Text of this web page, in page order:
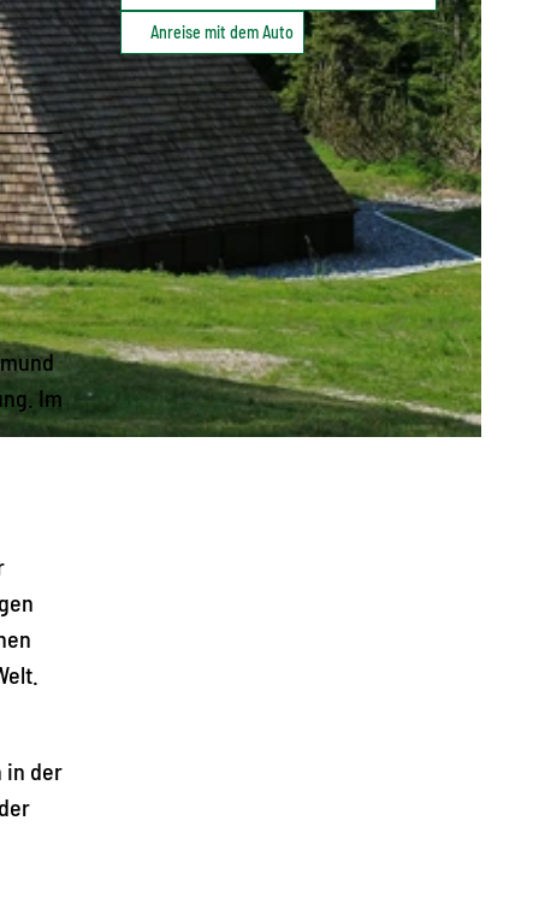
Im
in der
Anreise mit dem Auto